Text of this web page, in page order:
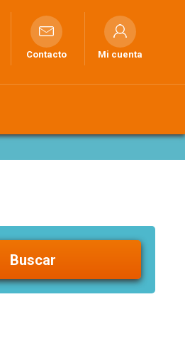
Contacto Mi cuenta
Buscar